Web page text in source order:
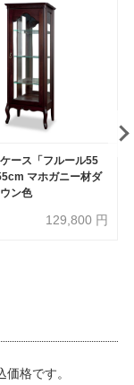
ース「フルール55
マホガニー材ダ
ン色
129,800 円
格です。